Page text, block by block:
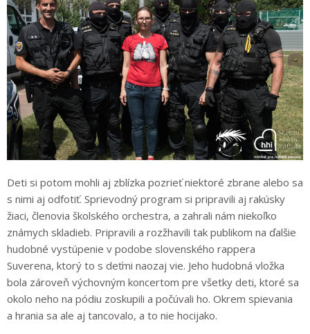
Deti si potom mohli aj zblízka pozrieť niektoré zbrane alebo sa
s nimi aj odfotiť. Sprievodný program si pripravili aj rakúsky
žiaci, členovia školského orchestra, a zahrali nám niekoľko
známych skladieb. Pripravili a rozžhavili tak publikom na ďalšie
hudobné vystúpenie v podobe slovenského rappera
Suverena, ktorý to s deťmi naozaj vie. Jeho hudobná vložka
bola zároveň výchovným koncertom pre všetky deti, ktoré sa
okolo neho na pódiu zoskupili a počúvali ho. Okrem spievania
a hrania sa ale aj tancovalo, a to nie hocijako.